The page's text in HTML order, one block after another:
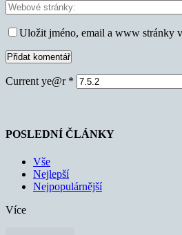
Uložit jméno, email a www stránky
Current ye@r *
POSLEDNÍ ČLÁNKY
Vše
Nejlepší
Nejpopulárnější
Více